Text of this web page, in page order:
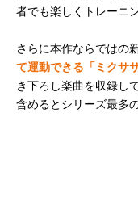
者でも楽しくトレーニ
さらに本作ならではの
て運動できる「ミクサ
き下ろし楽曲を収録し
含めるとシリーズ最多